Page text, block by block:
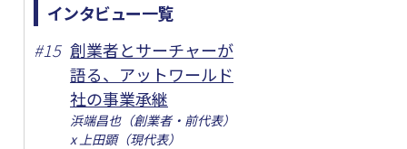
インタビュー一覧
#15 創業者とサーチャーが
語る、アットワールド
社の事業承継
浜端昌也（創業者・前代表）
x 上田顕（現代表）